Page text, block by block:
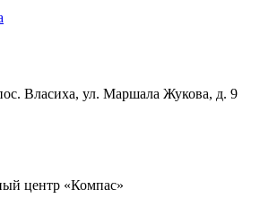
Власиха, ул. Маршала Жукова, д. 9
центр «Компас»